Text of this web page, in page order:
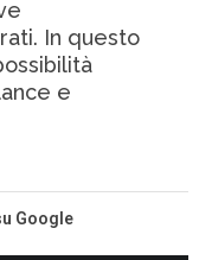
In questo
e
Google